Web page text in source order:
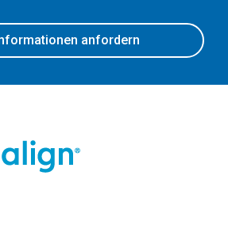
anfordern